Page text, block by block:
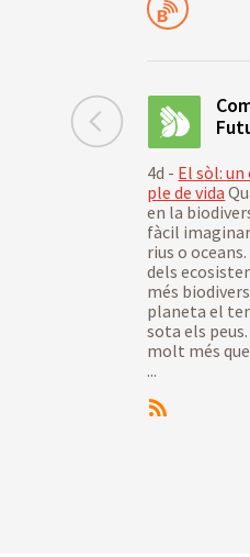
4d - El sòl:
ple de vida
en la
fàcil
rius o
dels
més
planeta el
sota els
molt més
...